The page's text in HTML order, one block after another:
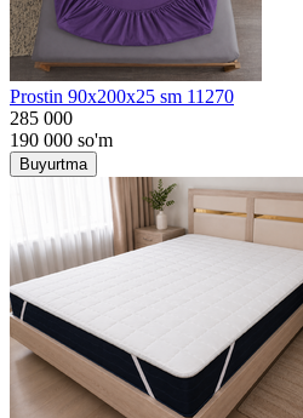
Prostin 90x200x25 sm 11270
285 000
190 000 so'm
Buyurtma